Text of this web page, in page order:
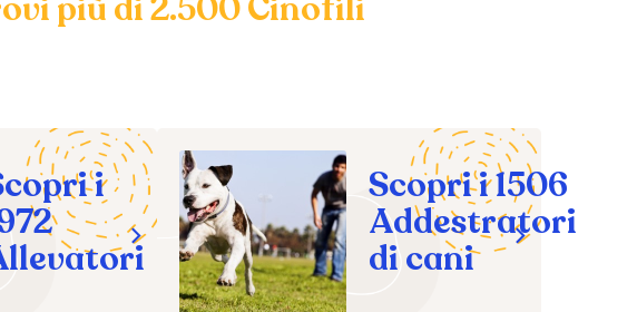
più di 2.500 Cinofili
i
Scopri i 1506
Addestratori
di cani